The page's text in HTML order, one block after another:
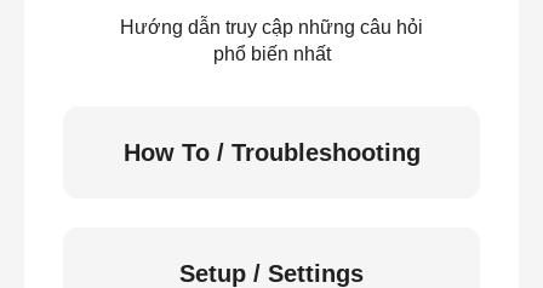
Hướng dẫn truy cập những câu hỏi
phổ biến nhất
How To / Troubleshooting
Setup / Settings